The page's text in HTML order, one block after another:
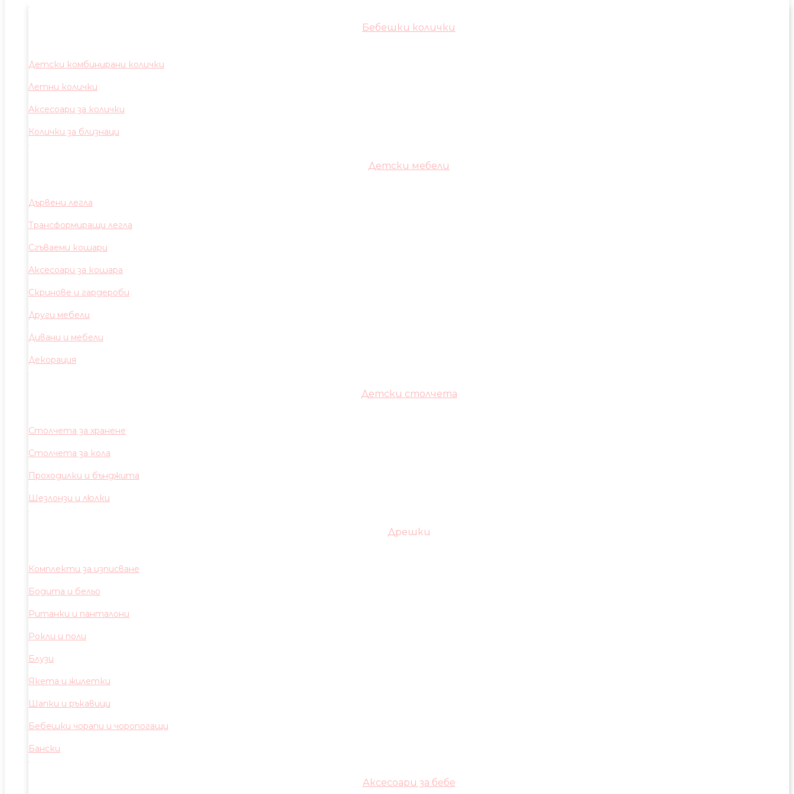
Бебешки колички
Детски комбинирани колички
Летни колички
Аксесоари за колички
Колички за близнаци
Детски мебели
Дървени легла
Трансформиращи легла
Сгъваеми кошари
Аксесоари за кошара
Скринове и гардероби
Други мебели
Дивани и мебели
Декорация
Детски столчета
Столчета за хранене
Столчета за кола
Проходилки и бънджита
Шезлонзи и люлки
Дрешки
Комплекти за изписване
Бодита и бельо
Ританки и панталони
Рокли и поли
Блузи
Якета и жилетки
Шапки и ръкавици
Бебешки чорапи и чоропогащи
Бански
Аксесоари за бебе